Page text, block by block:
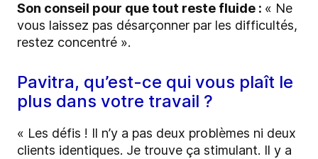
Son conseil pour que tout reste fluide : « Ne
vous laissez pas désarçonner par les difficultés,
restez concentré ».
Pavitra, qu’est-ce qui vous plaît le
plus dans votre travail ?
« Les défis ! Il n’y a pas deux problèmes ni deux
clients identiques. Je trouve ça stimulant. Il y a